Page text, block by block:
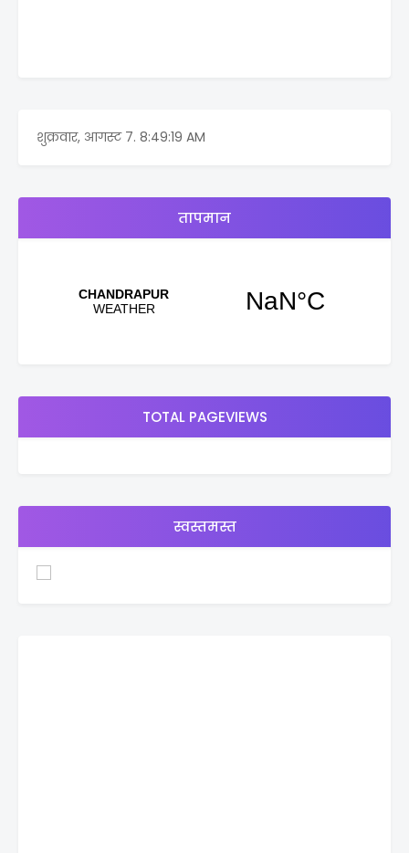
शुक्रवार, आगस्ट 7. 8:49:19 AM
तापमान
TOTAL PAGEVIEWS
स्वस्तमस्त